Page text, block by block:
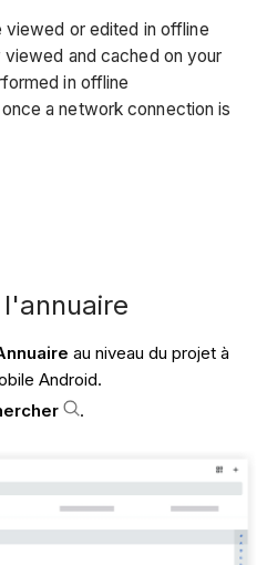
viewed or edited in offline
and cached on your
in offline
a network connection is
au niveau du projet à
Android.
.